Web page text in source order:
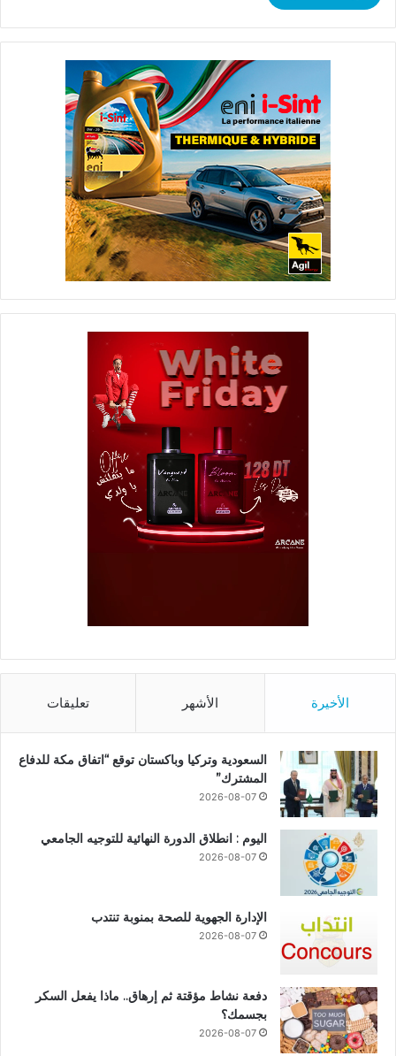
الأخيرة الأشهر تعليقات
السعودية وتركيا وباكستان توقع “اتفاق مكة للدفاع
المشترك”
2026-08-07
اليوم : انطلاق الدورة النهائية للتوجيه الجامعي
2026-08-07
الإدارة الجهوية للصحة بمنوبة تنتدب
2026-08-07
دفعة نشاط مؤقتة ثم إرهاق.. ماذا يفعل السكر
بجسمك؟
2026-08-07